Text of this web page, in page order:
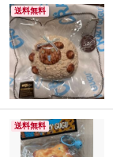
送料無料
送料無料